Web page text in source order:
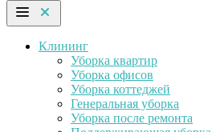
Клининг
Уборка квартир
Уборка офисов
Уборка коттеджей
Генеральная уборка
Уборка после ремонта